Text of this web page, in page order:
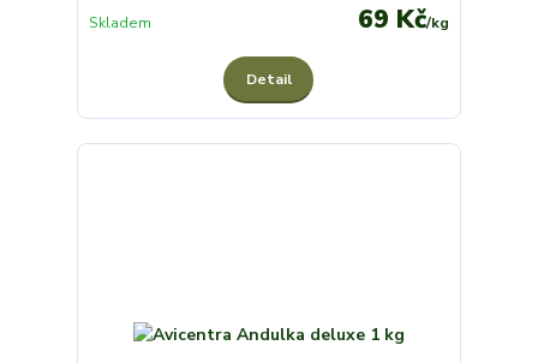
69 Kč/kg
Skladem
Detail